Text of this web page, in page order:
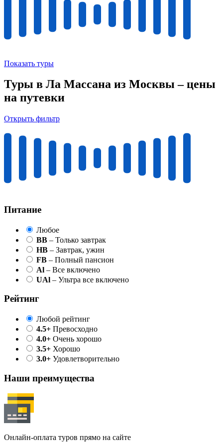
Показать туры
Туры в Ла Массана из Москвы – цены
на путевки
Открыть фильтр
Питание
Любое
BB – Только завтрак
HB – Завтрак, ужин
FB – Полный пансион
Al – Все включено
UAl – Ультра все включено
Рейтинг
Любой рейтинг
4.5+ Превосходно
4.0+ Очень хорошо
3.5+ Хорошо
3.0+ Удовлетворительно
Наши преимущества
Онлайн-оплата туров прямо на сайте